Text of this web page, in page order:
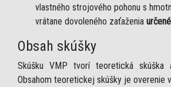
vlastného strojového pohonu s
vrátane dovoleného zaťaženia
Obsah skúšky
Skúšku VMP tvorí teoretická skúška
Obsahom teoretickej skúšky je overenie